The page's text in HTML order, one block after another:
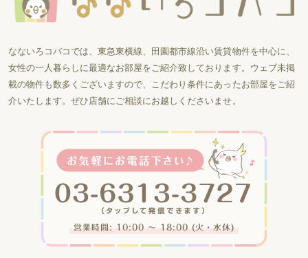
なないろコバコでは、東急東横線、田園都市線沿い賃貸物件を中心に、
女性の一人暮らしに最適なお部屋をご紹介致しております。ウェブ未掲
載の物件も数多くございますので、こだわり条件にあったお部屋をご紹
介いたします。ぜひ店舗にご相談にお越しくださいませ。
営業時間: 10:00 〜 18:00 (火・水休)